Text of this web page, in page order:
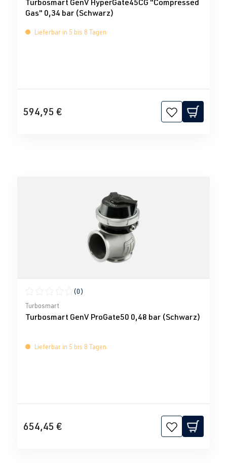
Turbosmart GenV HyperGate45CG "Compressed
Gas" 0,34 bar (Schwarz)
Lieferbar in 5 bis 8 Tagen
594,95 €
Durchschnittliche Bewertung von 0 von 5 Sternen
(0)
Turbosmart
Turbosmart GenV ProGate50 0,48 bar (Schwarz)
Lieferbar in 5 bis 8 Tagen
654,45 €